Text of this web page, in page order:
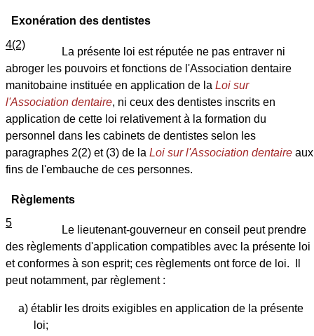
Exonération des dentistes
4(2)
La présente loi est réputée ne pas entraver ni
abroger les pouvoirs et fonctions de l'Association dentaire
manitobaine instituée en application de la Loi sur
l'Association dentaire, ni ceux des dentistes inscrits en
application de cette loi relativement à la formation du
personnel dans les cabinets de dentistes selon les
paragraphes 2(2) et (3) de la Loi sur l'Association dentaire aux
fins de l'embauche de ces personnes.
Règlements
5
Le lieutenant-gouverneur en conseil peut prendre
des règlements d'application compatibles avec la présente loi
et conformes à son esprit; ces règlements ont force de loi. Il
peut notamment, par règlement :
a) établir les droits exigibles en application de la présente
loi;